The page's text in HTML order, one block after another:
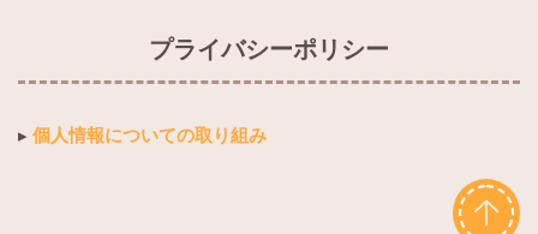
プライバシーポリシー
▸ 個人情報についての取り組み